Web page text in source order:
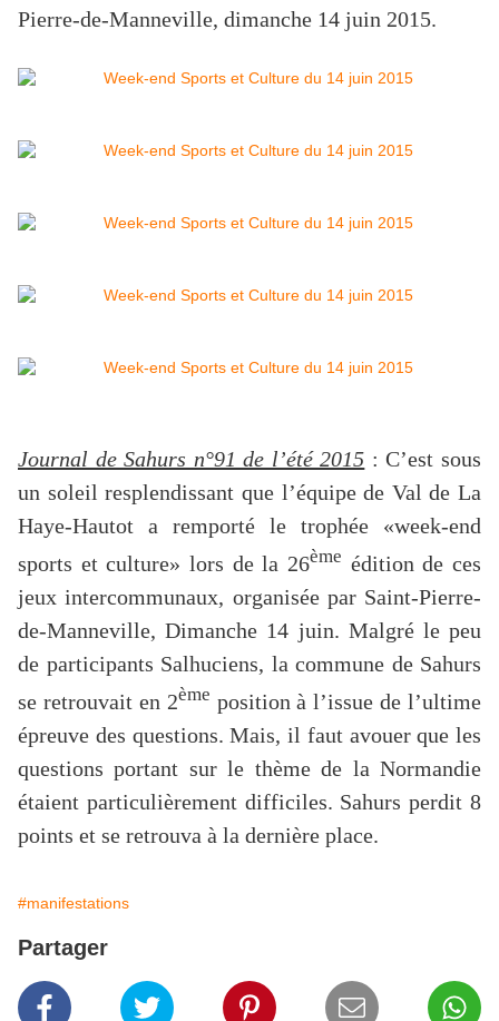
Pierre-de-Manneville, dimanche 14 juin 2015.
Journal de Sahurs n°91 de l’été 2015 : C’est sous
un soleil resplendissant que l’équipe de Val de La
Haye-Hautot a remporté le trophée «week-end
sports et culture» lors de la 26ème édition de ces
jeux intercommunaux, organisée par Saint-Pierre-
de-Manneville, Dimanche 14 juin. Malgré le peu
de participants Salhuciens, la commune de Sahurs
se retrouvait en 2ème position à l’issue de l’ultime
épreuve des questions. Mais, il faut avouer que les
questions portant sur le thème de la Normandie
étaient particulièrement difficiles. Sahurs perdit 8
points et se retrouva à la dernière place.
#manifestations
Partager